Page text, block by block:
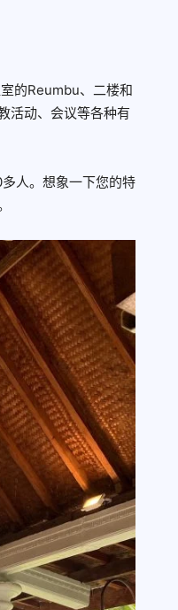
的Reumbu、二楼和
活动、会议等各种有
人。想象一下您的特